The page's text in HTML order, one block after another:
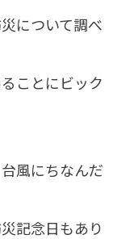
について調べ
ことにビック
風にちなんだ
記念日もあり